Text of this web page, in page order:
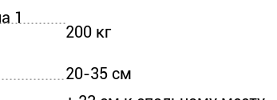
1
200 кг
20-35 см